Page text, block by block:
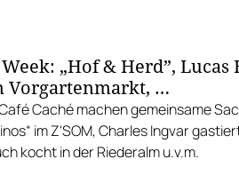
„Hof & Herd”, Lucas
Vorgartenmarkt, …
Caché machen gemeinsame
im Z'SOM, Charles Ingvar
kocht in der Riederalm u.v.m.